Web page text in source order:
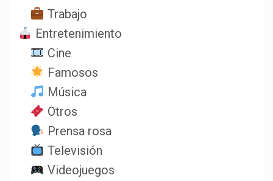
Trabajo
Entretenimiento
Cine
Famosos
Música
Otros
Prensa rosa
Televisión
Videojuegos